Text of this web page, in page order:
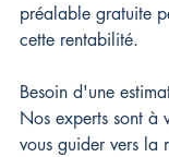
préalable gratuite
cette rentabilité.
Besoin d'une
Nos experts sont à
vous guider vers la